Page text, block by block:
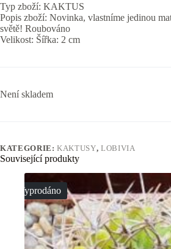
Typ zboží: KAKTUS
Popis zboží: Novinka, vlastníme jedinou
světě! Roubováno
Velikost: Šířka: 2 cm
Není skladem
KATEGORIE:KAKTUSY,LOBIVIA
Související produkty
Vyprodáno